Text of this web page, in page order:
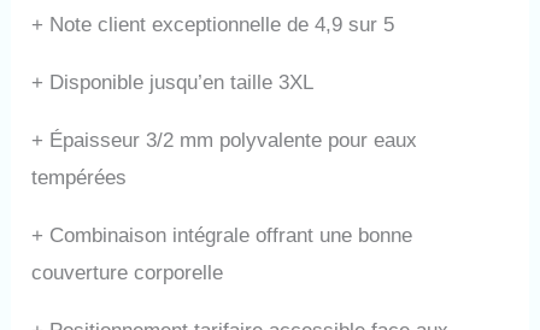
+ Note client exceptionnelle de 4,9 sur 5
+ Disponible jusqu’en taille 3XL
+ Épaisseur 3/2 mm polyvalente pour eaux
tempérées
+ Combinaison intégrale offrant une bonne
couverture corporelle